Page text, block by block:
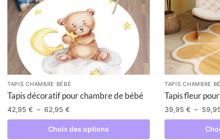
TAPIS CHAMBRE BÉBÉ
Tapis décoratif pour chambre de bébé
42,95 € – 62,95 €
Choix des options
TAPIS CHAMBRE
Tapis fleur
39,95 € –